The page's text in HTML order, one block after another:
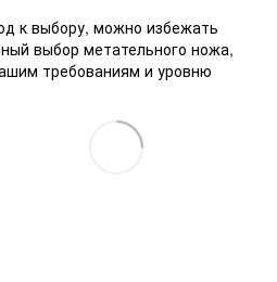
к выбору, можно избежать
выбор метательного ножа,
требованиям и уровню